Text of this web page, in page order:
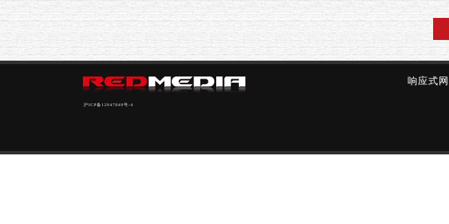
沪ICP备12047849号-4
响应式